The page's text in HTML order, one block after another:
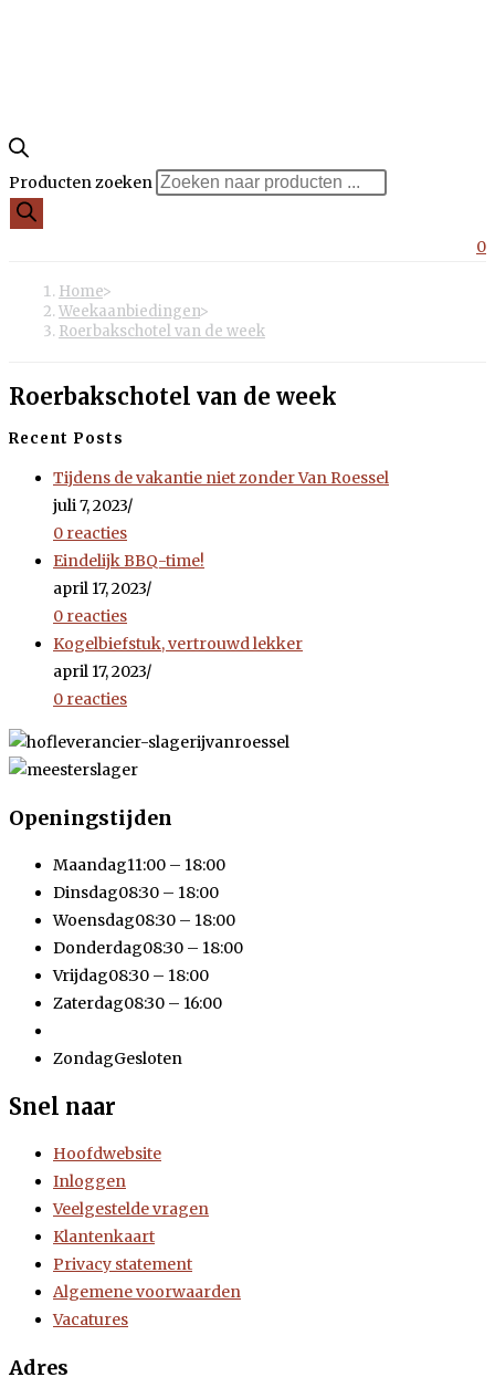
Producten zoeken
0
Home>
Weekaanbiedingen>
Roerbakschotel van de week
Roerbakschotel van de week
Recent Posts
Tijdens de vakantie niet zonder Van Roessel
juli 7, 2023/
0 reacties
Eindelijk BBQ-time!
april 17, 2023/
0 reacties
Kogelbiefstuk, vertrouwd lekker
april 17, 2023/
0 reacties
Openingstijden
Maandag11:00 – 18:00
Dinsdag08:30 – 18:00
Woensdag08:30 – 18:00
Donderdag08:30 – 18:00
Vrijdag08:30 – 18:00
Zaterdag08:30 – 16:00
ZondagGesloten
Snel naar
Hoofdwebsite
Inloggen
Veelgestelde vragen
Klantenkaart
Privacy statement
Algemene voorwaarden
Vacatures
Adres